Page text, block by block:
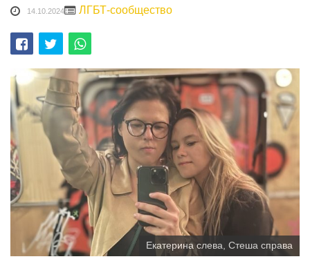
14.10.2024 ЛГБТ-сообщество
Екатерина слева, Стеша справа